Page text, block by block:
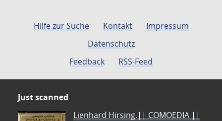
Hilfe zur Suche Kontakt
Impressum
Datenschutz
Feedback
RSS-Feed
Just scanned
Lienhard Hirsing.|| COMOEDIA ||